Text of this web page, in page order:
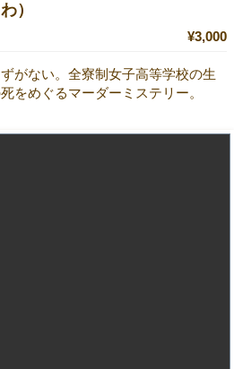
）
¥3,000
がない。全寮制女子高等学校の生
をめぐるマーダーミステリー。